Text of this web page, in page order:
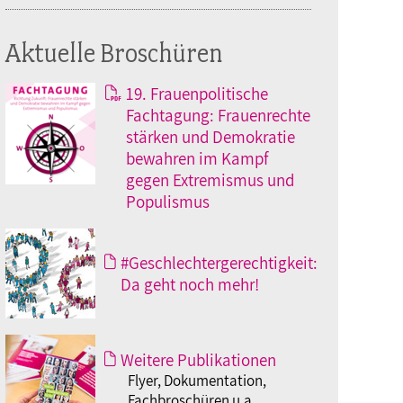
Aktuelle Broschüren
19. Frauenpolitische
Fachtagung: Frauenrechte
stärken und Demokratie
bewahren im Kampf
gegen Extremismus und
Populismus
#Geschlechtergerechtigkeit:
Da geht noch mehr!
Weitere Publikationen
Flyer, Dokumentation,